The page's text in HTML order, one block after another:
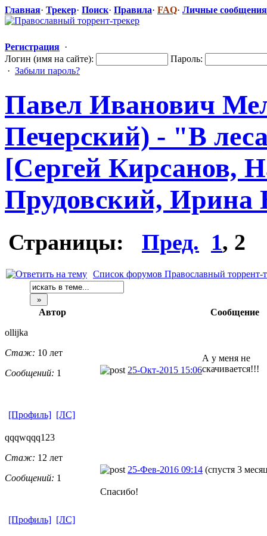
Главная· Трекер· Поиск· Правила· FAQ· Личные сообщения
Регистрация ·
Логин (имя на сайте):
Пароль:
· Забыли пароль?
Павел Иванович
Печерский) - "В
[Сергей Кирсанов,
Прудовский, Ирина
Страницы: Пред. 1, 2
Список форумов Православный торрент-
Автор
Сообщение
ollijka
Стаж: 10 лет
Сообщений: 1 25-Окт-2015 15:06
А у меня не
скачивается!!!
[Профиль] [ЛС]
qqqwqqq123
Стаж: 12 лет
Сообщений: 1
25-Фев-2016 09:14 (спустя 3
Спасибо!
[Профиль] [ЛС]